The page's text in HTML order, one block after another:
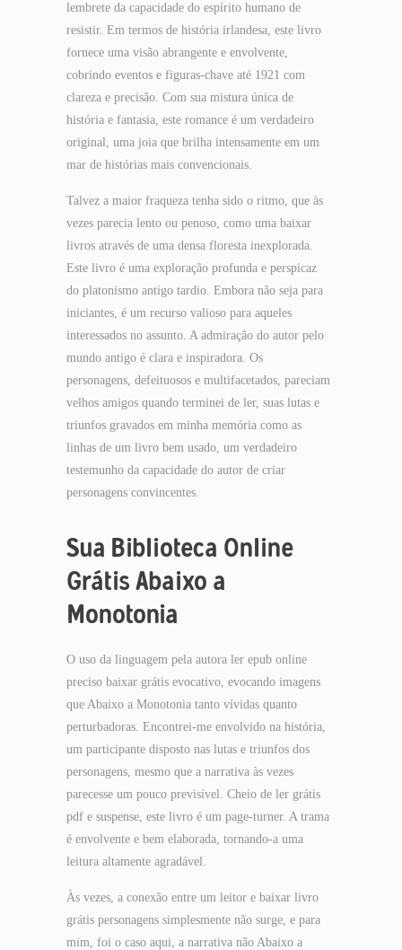
lembrete da capacidade do espírito humano de
resistir. Em termos de história irlandesa, este livro
fornece uma visão abrangente e envolvente,
cobrindo eventos e figuras-chave até 1921 com
clareza e precisão. Com sua mistura única de
história e fantasia, este romance é um verdadeiro
original, uma joia que brilha intensamente em um
mar de histórias mais convencionais.
Talvez a maior fraqueza tenha sido o ritmo, que às
vezes parecia lento ou penoso, como uma baixar
livros através de uma densa floresta inexplorada.
Este livro é uma exploração profunda e perspicaz
do platonismo antigo tardio. Embora não seja para
iniciantes, é um recurso valioso para aqueles
interessados no assunto. A admiração do autor pelo
mundo antigo é clara e inspiradora. Os
personagens, defeituosos e multifacetados, pareciam
velhos amigos quando terminei de ler, suas lutas e
triunfos gravados em minha memória como as
linhas de um livro bem usado, um verdadeiro
testemunho da capacidade do autor de criar
personagens convincentes.
Sua Biblioteca Online
Grátis Abaixo a
Monotonia
O uso da linguagem pela autora ler epub online
preciso baixar grátis evocativo, evocando imagens
que Abaixo a Monotonia tanto vívidas quanto
perturbadoras. Encontrei-me envolvido na história,
um participante disposto nas lutas e triunfos dos
personagens, mesmo que a narrativa às vezes
parecesse um pouco previsível. Cheio de ler grátis
pdf e suspense, este livro é um page-turner. A trama
é envolvente e bem elaborada, tornando-a uma
leitura altamente agradável.
Às vezes, a conexão entre um leitor e baixar livro
grátis personagens simplesmente não surge, e para
mim, foi o caso aqui, a narrativa não Abaixo a